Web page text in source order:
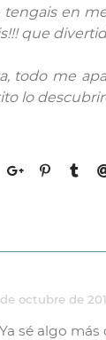
tengais en
que
todo me
lo
de octubre de
sé algo